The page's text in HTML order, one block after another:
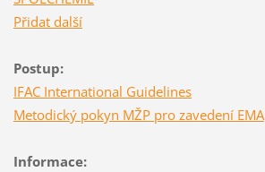
Přidat další
Postup:
IFAC International Guidelines
Metodický pokyn MŽP pro zavedení EMA
Informace: